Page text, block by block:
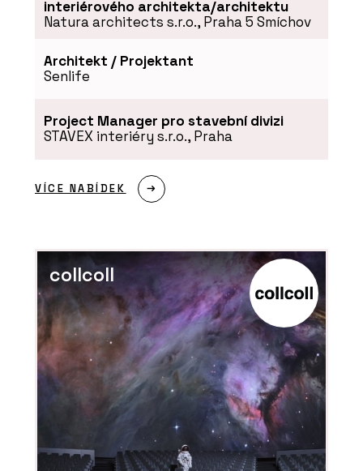
interiérového architekta/architektu
Natura architects s.r.o., Praha 5 Smíchov
Architekt / Projektant
Senlife
Project Manager pro stavební divizi
STAVEX interiéry s.r.o., Praha
VÍCE NABÍDEK
collcoll